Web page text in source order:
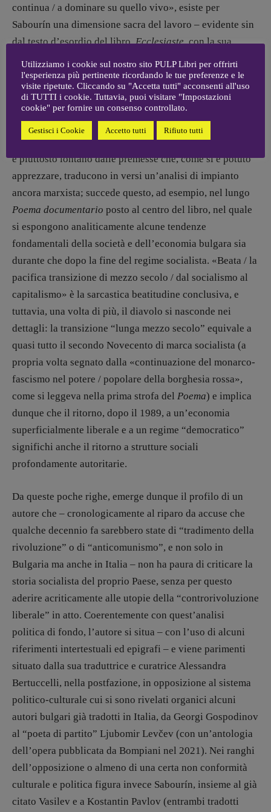
continua / a dominare su quello vivo», esiste per
Sabourín una dimensione sacra del lavoro – evidente sin
dal testo d’esordio del libro,Ecclesiaste,con la sua
visione ancestrale di un «mattatoio sotto il cielo aperto
dell’Africa» – che può riscattare completamente l’uomo,
evidenziando infine, e in modo autentico, tutto quello di
cui «è capace».
L’esito appare peculiare, se non idiosincratico tout court,
e piuttosto lontano dalle premesse che, come si è potuto
apprezzare, traducono in versi un’analisi di impianto
ancora marxista; succede questo, ad esempio, nel lungo
Poema documentario posto al centro del libro, nel quale
si espongono analiticamente alcune tendenze
fondamentali della società e dell’economia bulgara sia
durante che dopo la fine del regime socialista. «Beata / la
pacifica transizione di mezzo secolo / dal socialismo al
capitalismo» è la sarcastica beatitudine conclusiva, e
tuttavia, una volta di più, il diavolo si nasconde nei
dettagli: la transizione “lunga mezzo secolo” equivale a
quasi tutto il secondo Novecento di marca socialista (a
propria volta segnato dalla «continuazione del monarco-
fascismo nel potere / popolare della borghesia rossa»,
come si leggeva nella prima strofa del Poema) e implica
dunque che il ritorno, dopo il 1989, a un’economia
superficialmente liberale e a un regime “democratico”
significhi anche il ritorno a strutture sociali
profondamente autoritarie.
Da queste poche righe, emerge dunque il profilo di un
autore che – cronologicamente al riparo da accuse che
qualche decennio fa sarebbero state di “tradimento della
rivoluzione” o di “anticomunismo”, e non solo in
Bulgaria ma anche in Italia – non ha paura di criticare la
storia socialista del proprio Paese, senza per questo
aderire acriticamente alle utopie della “controrivoluzione
liberale” in atto. Coerentemente con quest’analisi
politica di fondo, l’autore si situa – con l’uso di alcuni
riferimenti intertestuali ed epigrafi – e viene parimenti
situato dalla sua traduttrice e curatrice Alessandra
Bertuccelli, nella postfazione, in opposizione al sistema
politico-culturale cui si sono rivelati organici alcuni
autori bulgari già tradotti in Italia, da Georgi Gospodinov
al “poeta di partito” Ljubomir Levčev (con un’antologia
dell’opera pubblicata da Bompiani nel 2021). Nei ranghi
dell’opposizione o almeno di una certa non conformità
culturale e politica figura invece Sabourín, insieme al già
citato Vasilev e a Kostantin Pavlov (entrambi tradotti
Utilizziamo i cookie sul nostro sito PULP Libri per offrirti
l'esperienza più pertinente ricordando le tue preferenze e le
visite ripetute. Cliccando su "Accetta tutti" acconsenti all'uso
di TUTTI i cookie. Tuttavia, puoi visitare "Impostazioni
cookie" per fornire un consenso controllato.
Gestisci i Cookie Accetto tutti Rifiuto tutti